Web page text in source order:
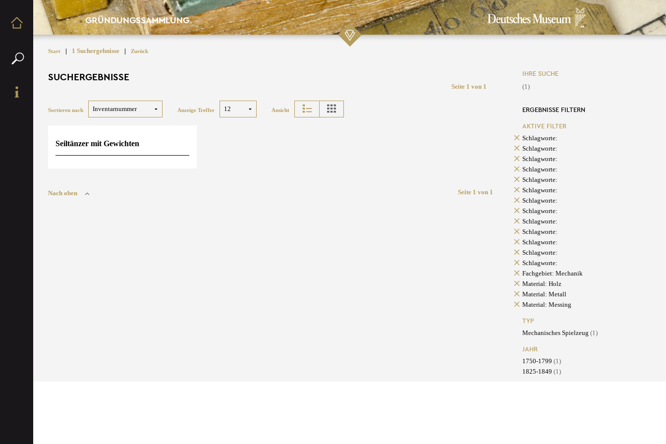
GRÜNDUNGSSAMMLUNG
Start | 1 Suchergebnisse | Zurück
SUCHERGEBNISSE
Seite 1 von 1
Sortieren nach Anzeige Treffer Ansicht
Seiltänzer mit Gewichten
Nach oben Seite 1 von 1
IHRE SUCHE
(1)
ERGEBNISSE FILTERN
AKTIVE FILTER
Schlagworte:
Schlagworte:
Schlagworte:
Schlagworte:
Schlagworte:
Schlagworte:
Schlagworte:
Schlagworte:
Schlagworte:
Schlagworte:
Schlagworte:
Schlagworte:
Schlagworte:
Fachgebiet: Mechanik
Material: Holz
Material: Metall
Material: Messing
TYP
Mechanisches Spielzeug (1)
JAHR
1750-1799 (1)
1825-1849 (1)